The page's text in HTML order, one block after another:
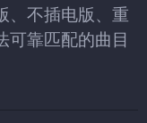
、不插电版、重
可靠匹配的曲目